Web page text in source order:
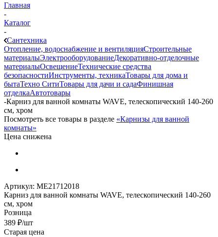
Главная
-
Каталог
-
Сантехника
Отопление, водоснабжение и вентиляцияСтроительные
материалыЭлектрооборудованиеДекоративно-отделочные
материалыОсвещениеТехнические средства
безопасностиИнструменты, техникаТовары для дома и
бытаТехно СитиТовары для дачи и садаФинишная
отделкаАвтотовары
-Карниз для ванной комнаты WAVE, телескопический 140-260
см, хром
Посмотреть все товары в разделе «Карнизы для ванной
комнаты»
Цена снижена
Артикул: МЕ21712018
Карниз для ванной комнаты WAVE, телескопический 140-260
см, хром
Розница
389 ₽/шт
Старая цена